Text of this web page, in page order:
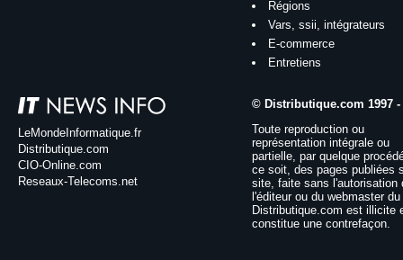
Régions
Vars, ssii, intégrateurs
E-commerce
Entretiens
LeMondeInformatique.fr
Distributique.com
CIO-Online.com
Reseaux-Telecoms.net
© Distributique.com 1997 -
Toute reproduction ou
représentation intégrale ou
partielle, par quelque
ce soit, des pages publiées
site, faite sans l'autorisation
l'éditeur ou du webmaster
Distributique.com est illicite
constitue une contrefaçon.